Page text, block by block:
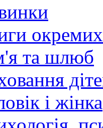
окремих
та шлюб
і жінка